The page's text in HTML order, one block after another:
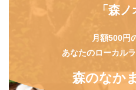
「森ノ
月額500円
あなたのローカル
森のなか